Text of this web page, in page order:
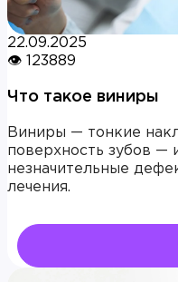
22.09.2025
👁 123889
Что такое виниры
Виниры — тонкие
поверхность зубов —
незначительные
лечения.